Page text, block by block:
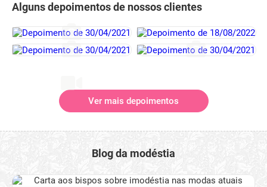
Alguns depoimentos de nossos clientes
Ver mais depoimentos
Blog da modéstia